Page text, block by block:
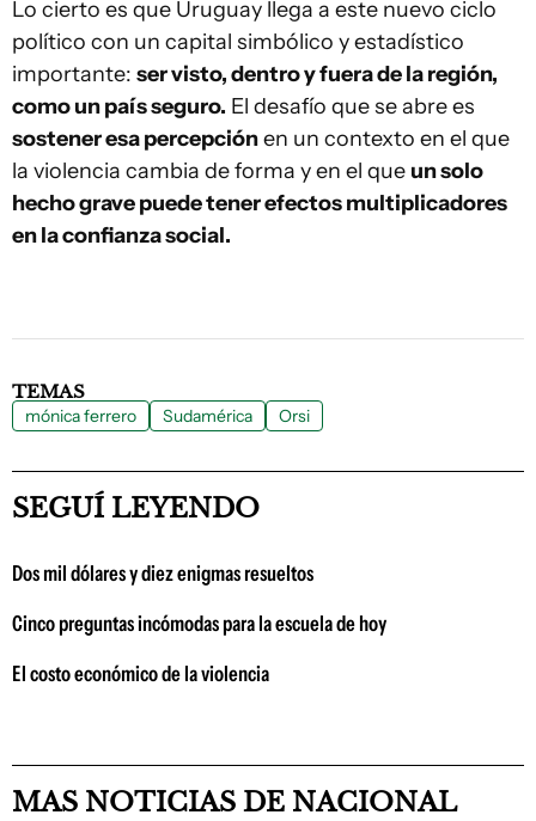
Lo cierto es que Uruguay llega a este nuevo ciclo
político con un capital simbólico y estadístico
importante: ser visto, dentro y fuera de la región,
como un país seguro. El desafío que se abre es
sostener esa percepciónen un contexto en el que
la violencia cambia de forma y en el que un solo
hecho grave puede tener efectos multiplicadores
en la confianza social.
TEMAS
mónica ferrero Sudamérica Orsi
SEGUÍ LEYENDO
Dos mil dólares y diez enigmas resueltos
Cinco preguntas incómodas para la escuela de hoy
El costo económico de la violencia
MAS NOTICIAS DE NACIONAL